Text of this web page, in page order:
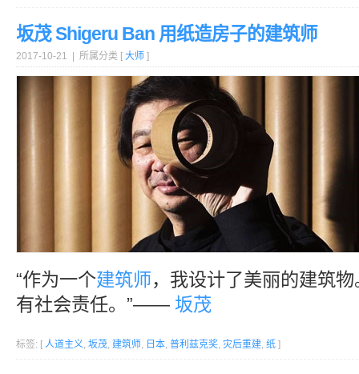
坂茂 Shigeru Ban 用纸造房子的建筑师
2017-10-21 | 所属分类 [ 大师 ]
“作为一个建筑师，我设计了美丽的建筑
有社会责任。”—— 坂茂
标签: [ 人道主义, 坂茂, 建筑师, 日本, 普利兹克奖, 灾后重建, 纸 ]